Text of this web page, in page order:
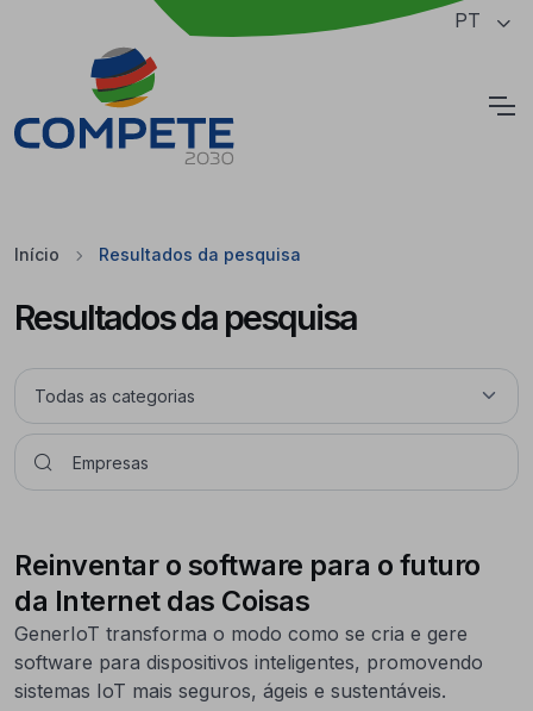
Saltar para o conteúdo principal da página PT
Início Resultados da pesquisa
Resultados da pesquisa
Reinventar o software para o futuro
da Internet das Coisas
GenerIoT transforma o modo como se cria e gere
software para dispositivos inteligentes, promovendo
sistemas IoT mais seguros, ágeis e sustentáveis.